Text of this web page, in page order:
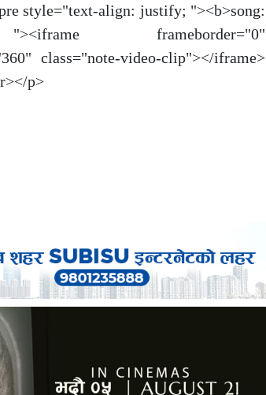
style="text-align: justify; "><b>song:
frameborder="0"
class="note-video-clip"></iframe>
p>